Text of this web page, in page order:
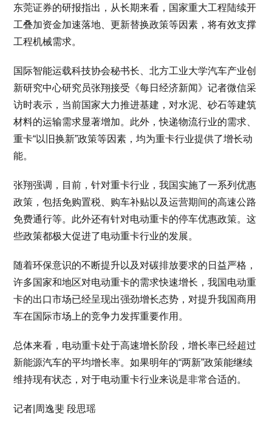
东莞证券的研报指出，从长期来看，国家重大工程陆续开
工叠加资金加速落地、更新替换政策等因素，将有效支撑
工程机械需求。
国际智能运载科技协会秘书长、北方工业大学汽车产业创
新研究中心研究员张翔接受《每日经济新闻》记者微信采
访时表示，当前国家大力推进基建，对水泥、砂石等建筑
材料的运输需求显著增加。此外，快递物流行业的需求、
重卡“以旧换新”政策等因素，均为重卡行业提供了增长动
能。
张翔强调，目前，针对重卡行业，我国实施了一系列优惠
政策，包括免购置税、购车补贴以及运营期间的高速公路
免费通行等。此外还有针对电动重卡的停车优惠政策。这
些政策都极大促进了电动重卡行业的发展。
随着环保意识的不断提升以及对碳排放要求的日益严格，
许多国家和地区对电动重卡的需求快速增长，我国电动重
卡的出口市场已经呈现出强劲增长态势，对提升我国商用
车在国际市场上的竞争力发挥重要作用。
总体来看，电动重卡处于高速增长阶段，增长率已经超过
新能源汽车的平均增长率。如果明年的“两新”政策能继续
维持现有状态，对于电动重卡行业来说是非常合适的。
记者|周逸斐 段思瑶